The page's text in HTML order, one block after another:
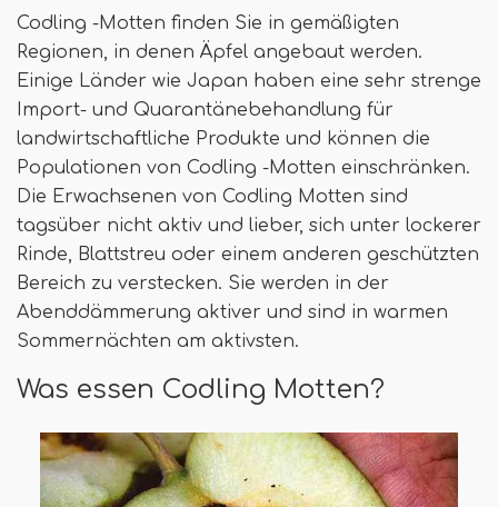
Codling -Motten finden Sie in gemäßigten
Regionen, in denen Äpfel angebaut werden.
Einige Länder wie Japan haben eine sehr strenge
Import- und Quarantänebehandlung für
landwirtschaftliche Produkte und können die
Populationen von Codling -Motten einschränken.
Die Erwachsenen von Codling Motten sind
tagsüber nicht aktiv und lieber, sich unter lockerer
Rinde, Blattstreu oder einem anderen geschützten
Bereich zu verstecken. Sie werden in der
Abenddämmerung aktiver und sind in warmen
Sommernächten am aktivsten.
Was essen Codling Motten?